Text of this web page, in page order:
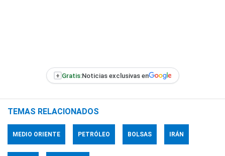
+ Gratis:Noticias exclusivas en
TEMAS RELACIONADOS
MEDIO ORIENTE PETRÓLEO BOLSAS IRÁN